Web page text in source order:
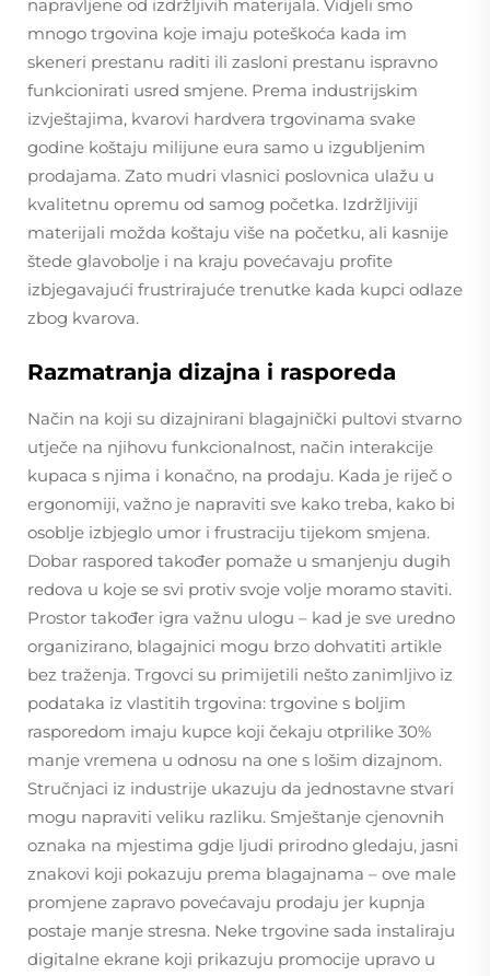
napravljene od izdržljivih materijala. Vidjeli smo
mnogo trgovina koje imaju poteškoća kada im
skeneri prestanu raditi ili zasloni prestanu ispravno
funkcionirati usred smjene. Prema industrijskim
izvještajima, kvarovi hardvera trgovinama svake
godine koštaju milijune eura samo u izgubljenim
prodajama. Zato mudri vlasnici poslovnica ulažu u
kvalitetnu opremu od samog početka. Izdržljiviji
materijali možda koštaju više na početku, ali kasnije
štede glavobolje i na kraju povećavaju profite
izbjegavajući frustrirajuće trenutke kada kupci odlaze
zbog kvarova.
Razmatranja dizajna i rasporeda
Način na koji su dizajnirani blagajnički pultovi stvarno
utječe na njihovu funkcionalnost, način interakcije
kupaca s njima i konačno, na prodaju. Kada je riječ o
ergonomiji, važno je napraviti sve kako treba, kako bi
osoblje izbjeglo umor i frustraciju tijekom smjena.
Dobar raspored također pomaže u smanjenju dugih
redova u koje se svi protiv svoje volje moramo staviti.
Prostor također igra važnu ulogu – kad je sve uredno
organizirano, blagajnici mogu brzo dohvatiti artikle
bez traženja. Trgovci su primijetili nešto zanimljivo iz
podataka iz vlastitih trgovina: trgovine s boljim
rasporedom imaju kupce koji čekaju otprilike 30%
manje vremena u odnosu na one s lošim dizajnom.
Stručnjaci iz industrije ukazuju da jednostavne stvari
mogu napraviti veliku razliku. Smještanje cjenovnih
oznaka na mjestima gdje ljudi prirodno gledaju, jasni
znakovi koji pokazuju prema blagajnama – ove male
promjene zapravo povećavaju prodaju jer kupnja
postaje manje stresna. Neke trgovine sada instaliraju
digitalne ekrane koji prikazuju promocije upravo u